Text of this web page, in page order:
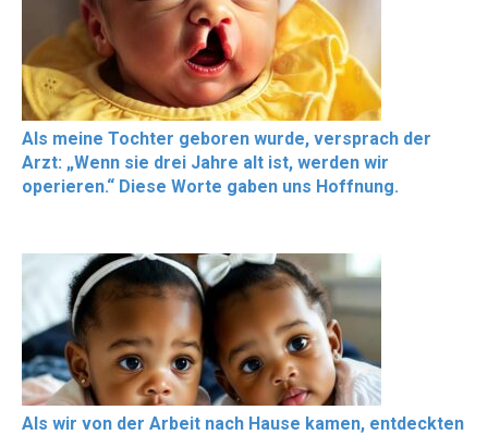
Als meine Tochter geboren wurde, versprach der
Arzt: „Wenn sie drei Jahre alt ist, werden wir
operieren.“ Diese Worte gaben uns Hoffnung.
Als wir von der Arbeit nach Hause kamen, entdeckten